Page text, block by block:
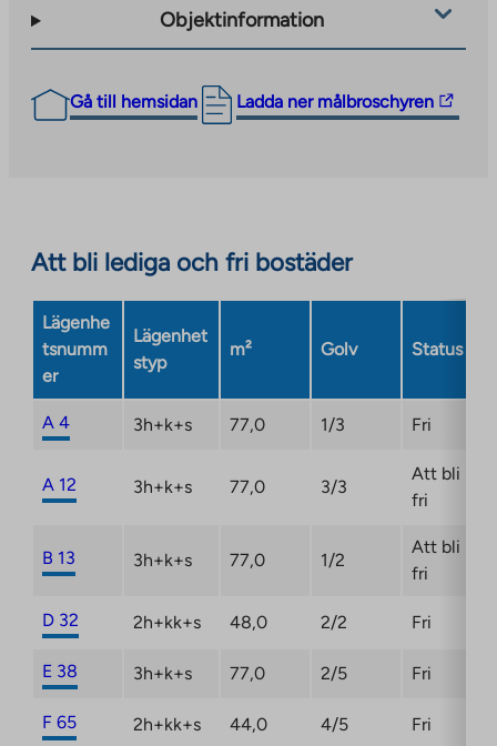
Objektinformation
Gå till hemsidan Ladda ner målbroschyren
The
external
opens
a
new
Att bli lediga och fri bostäder
Lägenhe
tsnumm
er
Lägenhet
styp
m² Golv Status
A 4 3h+k+s 77,0 1/3 Fri
A 12 3h+k+s 77,0 3/3
Att bli
fri
B 13 3h+k+s 77,0 1/2
Att bli
fri
D 32 2h+kk+s 48,0 2/2 Fri
E 38 3h+k+s 77,0 2/5 Fri
F 65 2h+kk+s 44,0 4/5 Fri